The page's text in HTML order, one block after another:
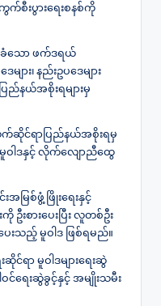
စီးပွားရေးစနစ်ကို
ခံသော ဖက်ဒရယ်
များ၊ နည်းဥပဒေများ
ည်နယ်အစိုးရများမှ
သက်ဆိုင်ရာပြည်နယ်အစိုးရမှ
မူဝါဒနှင့် လိုက်လျောညီထွေ
အမြစ်ဖွံ့ဖြိုးရေးနှင့်
စားပေးပြီး လူတစ်ဦး
းသည့် မူဝါဒ ဖြစ်ရမည်။
င်ရာ မူဝါဒများရေးဆွဲ
င်ရေးဆွဲခွင့်နှင့် အမျိုးသမီး